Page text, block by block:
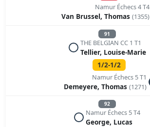
Namur Échecs 4 T4
Van Brussel, Thomas (1355)
91
THE BELGIAN CC 1 T1
Tellier, Louise-Marie
1/2-1/2
Namur Échecs 5 T1
Demeyere, Thomas (1271)
92
Namur Échecs 5 T4
George, Lucas